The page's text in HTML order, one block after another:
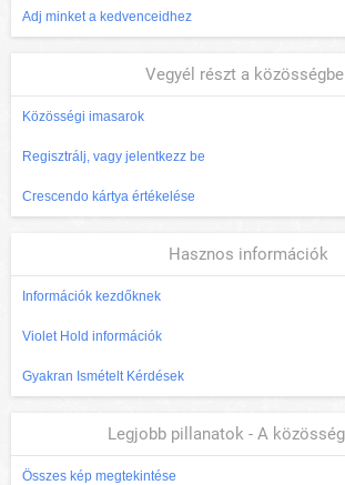
Adj minket a kedvenceidhez
Vegyél részt a
Közösségi imasarok
Regisztrálj, vagy jelentkezz be
Crescendo kártya értékelése
Hasznos információk
Információk kezdőknek
Violet Hold információk
Gyakran Ismételt Kérdések
Legjobb pillanatok - A
Összes kép megtekintése